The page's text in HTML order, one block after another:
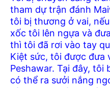
tham dự trận đánh
tôi bị thương ở vai,
xốc tôi lên ngựa và
thì tôi đã rơi vào tay
Kiệt sức, tôi được đưa
Peshawar. Tại đây, tôi
có thể ra sưởi nắng